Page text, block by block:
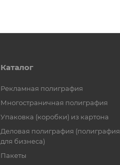
Каталог
Рекламная полиграфия
Многостраничная полиграфия
Упаковка (коробки) из картона
Деловая полиграфия (полиграфия
для бизнеса)
Пакеты